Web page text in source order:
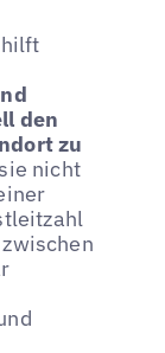
den
zu
nicht